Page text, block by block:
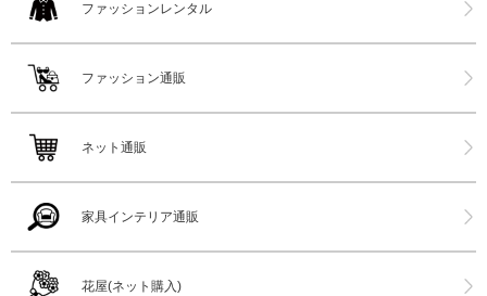
ファッションレンタル
ファッション通販
ネット通販
家具インテリア通販
花屋(ネット購入)